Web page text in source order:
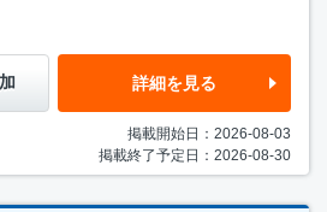
詳細を見る
掲載開始日：2026-08-03
掲載終了予定日：2026-08-30